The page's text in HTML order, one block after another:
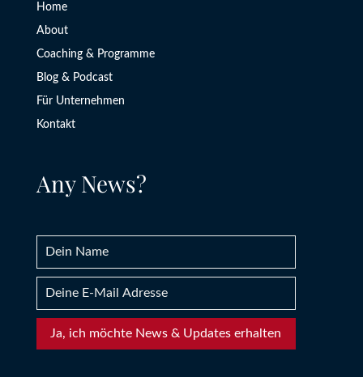
Home
About
Coaching & Programme
Blog & Podcast
Für Unternehmen
Kontakt
Any News?
Ja, ich möchte News & Updates erhalten